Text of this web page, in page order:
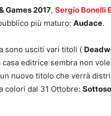
Games 2017, Sergio Bonelli
più maturo: Audace.
sono usciti vari titoli (
casa editrice sembra non
nuovo titolo che verrà
colori dal 31 Ottobre: